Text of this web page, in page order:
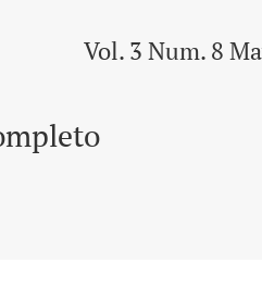
Vol. 3 Num. 8